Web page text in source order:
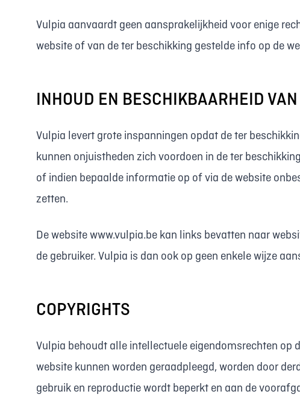
Vulpia aanvaardt geen aansprakelijkheid voor enige
website of van de ter beschikking gestelde info op de
INHOUD EN BESCHIKBAARHEID
Vulpia levert grote inspanningen opdat de ter
kunnen onjuistheden zich voordoen in de ter
of indien bepaalde informatie op of via de website
zetten.
De website www.vulpia.be kan links bevatten naar
de gebruiker. Vulpia is dan ook op geen enkele wijze
COPYRIGHTS
Vulpia behoudt alle intellectuele eigendomsrechten op
website kunnen worden geraadpleegd, worden door
gebruik en reproductie wordt beperkt en aan de